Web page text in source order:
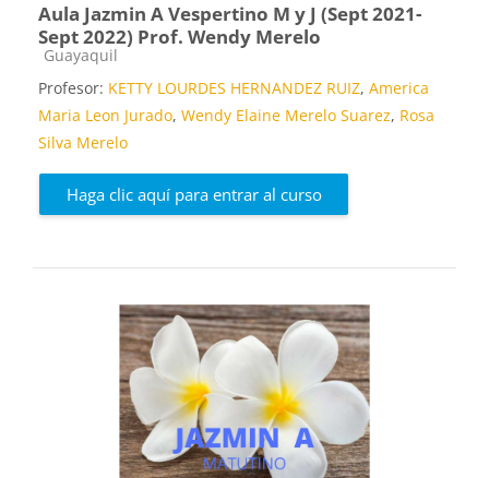
Aula Jazmin A Vespertino M y J (Sept 2021-
Sept 2022) Prof. Wendy Merelo
Categoría de cursos
Guayaquil
Profesor: KETTY LOURDES HERNANDEZ RUIZ, America
Maria Leon Jurado, Wendy Elaine Merelo Suarez, Rosa
Silva Merelo
Haga clic aquí para entrar al curso